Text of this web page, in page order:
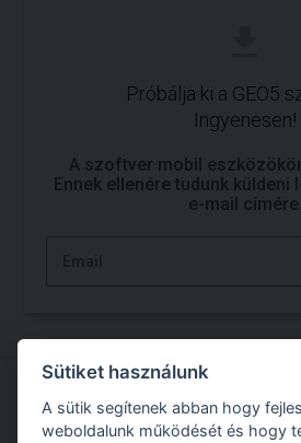
Próbálja ki a GEO5
Ingyenesen!
A szoftver mobil
Ennek ellenére tudunk küldeni
e-mail címére.
Próbálja ki a GEO5
Sütiket használunk
A sütik segítenek abban hogy
weboldalunk működését és hogy